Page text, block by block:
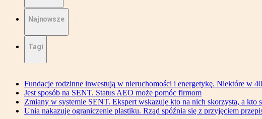
Najnowsze
Tagi
Fundacje rodzinne inwestują w nieruchomości i energetykę. Niektóre w 40
Jest sposób na SENT. Status AEO może pomóc firmom
Zmiany w systemie SENT. Ekspert wskazuje kto na nich skorzysta, a kto
Unia nakazuje ograniczenie plastiku. Rząd spóźnia się z przyjęciem